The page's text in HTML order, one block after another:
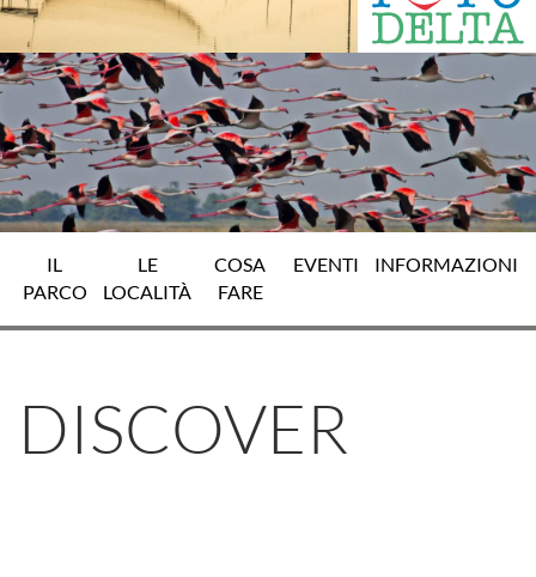
IL
PARCO
LE
LOCALITÀ
COSA
FARE
EVENTI INFORMAZIONI
DISCOVER